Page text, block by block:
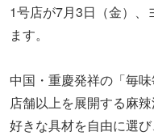
1号店が7月3日（金）、
ます。
中国・重慶発祥の「毎
店舗以上を展開する麻
好きな具材を自由に選